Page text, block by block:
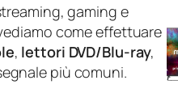
gaming e
come effettuare
, lettori DVD/Blu‑ray,
più comuni.